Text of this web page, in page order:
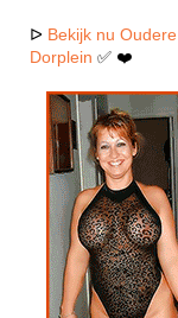
ᐅ Bekijk nu
Dorplein ✅ ❤️